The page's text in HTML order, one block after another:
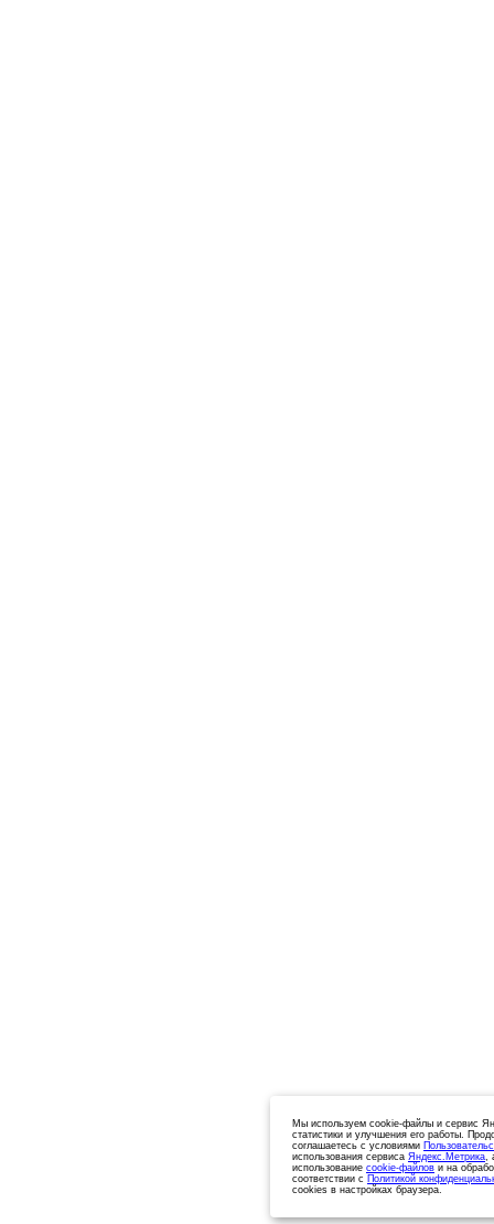
Мы используем cookie-файлы и сервис
статистики и улучшения его работы.
соглашаетесь с условиями
использования сервиса Яндекс.Метрика,
использование cookie-файлов и на
соответствии с Политикой
cookies в настройках браузера.